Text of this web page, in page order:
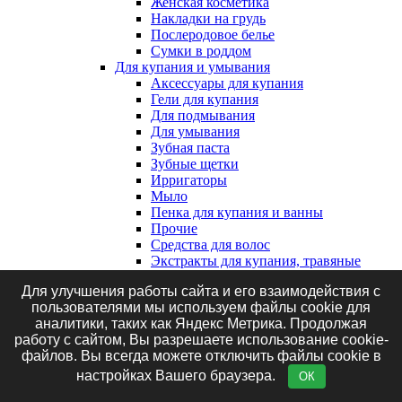
Накладки на грудь
Послеродовое белье
Сумки в роддом
Для купания и умывания
Аксессуары для купания
Гели для купания
Для подмывания
Для умывания
Зубная паста
Зубные щетки
Ирригаторы
Мыло
Пенка для купания и ванны
Прочие
Средства для волос
Экстракты для купания, травяные
Клеенки, наматрасники и впитывающие
пеленки
Впитывающие пеленки
Клеенки
Наматрасники
Маникюрные принадлежности
Для улучшения работы сайта и его взаимодействия с
пользователями мы используем файлы cookie для
аналитики, таких как Яндекс Метрика. Продолжая
работу с сайтом, Вы разрешаете использование cookie-
файлов. Вы всегда можете отключить файлы cookie в
настройках Вашего браузера.
ОК